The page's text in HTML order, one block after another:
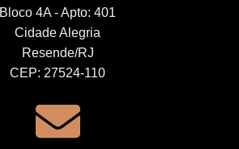
Bloco 4A - Apto: 401
Cidade Alegria
Resende/RJ
CEP: 27524-110